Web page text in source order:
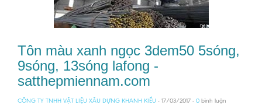
Tôn màu xanh ngọc 3dem50 5sóng,
9sóng, 13sóng lafong -
satthepmiennam.com
CÔNG TY TNHH VẬT LIỆU XÂU DỰNG KHANH KIỀU - 17/03/2017 - 0 bình luận